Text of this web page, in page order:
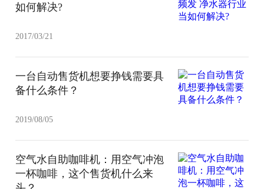
如何解决?
2017/03/21
一台自动售货机想要挣钱需要具
备什么条件？
2019/08/05
空气水自助咖啡机：用空气冲泡
一杯咖啡，这个售货机什么来